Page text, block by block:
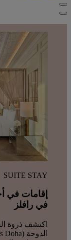
SUITE STAY
إقامات في
في رافلز
اكتشف ذروة